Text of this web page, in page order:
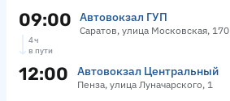
09:00 Автовокзал ГУП
Саратов, улица Московская, 170
4 ч
в пути
12:00 Автовокзал Центральный
Пенза, улица Луначарского, 1